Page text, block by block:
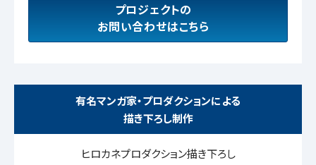
プロジェクトの
お問い合わせはこちら
有名マンガ家・プロダクションによる
描き下ろし制作
ヒロカネプロダクション描き下ろし